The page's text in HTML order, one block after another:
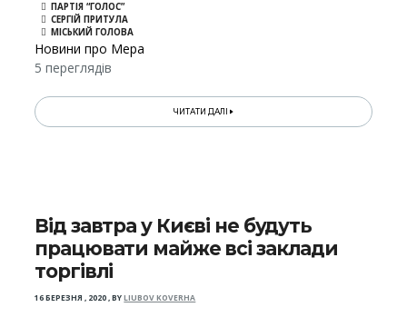
ПАРТІЯ “ГОЛОС”
СЕРГІЙ ПРИТУЛА
МІСЬКИЙ ГОЛОВА
Новини про Мера
5 переглядів
ЧИТАТИ ДАЛІ
Від завтра у Києві не будуть
працювати майже всі заклади
торгівлі
16 БЕРЕЗНЯ , 2020,BYLIUBOV KOVERHA